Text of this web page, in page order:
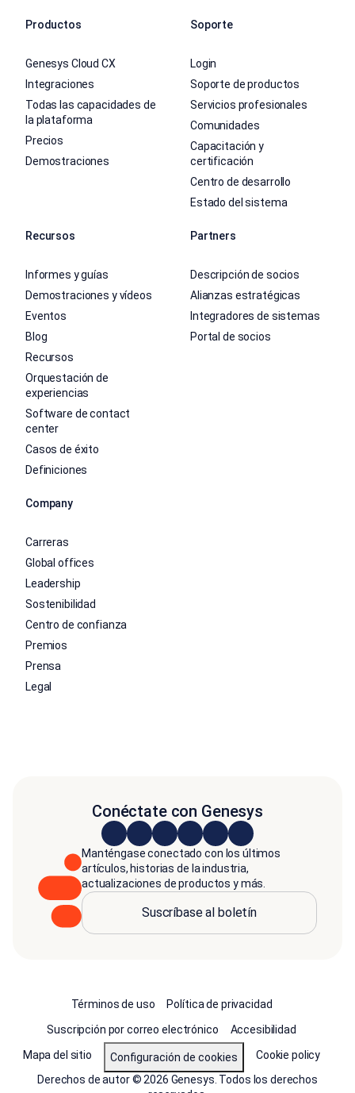
Productos
Genesys Cloud CX
Integraciones
Todas las capacidades de
la plataforma
Precios
Demostraciones
Soporte
Login
Soporte de productos
Servicios profesionales
Comunidades
Capacitación y
certificación
Centro de desarrollo
Estado del sistema
Recursos
Informes y guías
Demostraciones y vídeos
Eventos
Blog
Recursos
Orquestación de
experiencias
Software de contact
center
Casos de éxito
Definiciones
Partners
Descripción de socios
Alianzas estratégicas
Integradores de sistemas
Portal de socios
Company
Carreras
Global offices
Leadership
Sostenibilidad
Centro de confianza
Premios
Prensa
Legal
Conéctate con Genesys
Manténgase conectado con los últimos
artículos, historias de la industria,
actualizaciones de productos y más.
Suscríbase al boletín
Términos de uso
Política de privacidad
Suscripción por correo electrónico
Accesibilidad
Mapa del sitio
Configuración de cookies
Cookie policy
Derechos de autor © 2026 Genesys. Todos los derechos